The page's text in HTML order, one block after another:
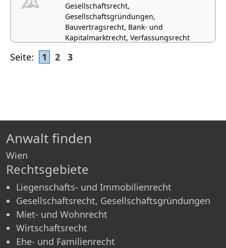
Gesellschaftsrecht,
Gesellschaftsgründungen,
Bauvertragsrecht, Bank- und
Kapitalmarktrecht, Verfassungsrecht
Seite: 1 2 3
Anwalt finden
Wien
Rechtsgebiete
Liegenschafts- und Immobilienrecht
Gesellschaftsrecht, Gesellschaftsgründungen
Miet- und Wohnrecht
Wirtschaftsrecht
Ehe- und Familienrecht